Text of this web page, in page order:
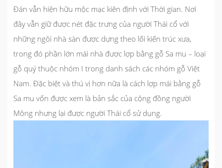
Đán vẫn hiện hữu mộc mạc kiên định với Thời gian. Nơi
đây vẫn giữ được nét đặc trưng của người Thái cổ với
những ngôi nhà sàn được dựng theo lối kiến trúc xưa,
trong đó phần lớn mái nhà được lợp bằng gỗ Sa mu – loại
gỗ quý thuộc nhóm I trong danh sách các nhóm gỗ Việt
Nam. Đặc biệt và thú vị hơn nữa là cách lợp mái bằng gỗ
Sa mu vốn được xem là bản sắc của cộng đồng người
Mông nhưng lại được người Thái cổ sử dụng.